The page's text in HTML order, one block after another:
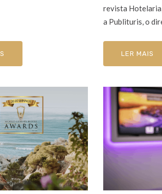
revista
a Publituris, o
LER MAIS